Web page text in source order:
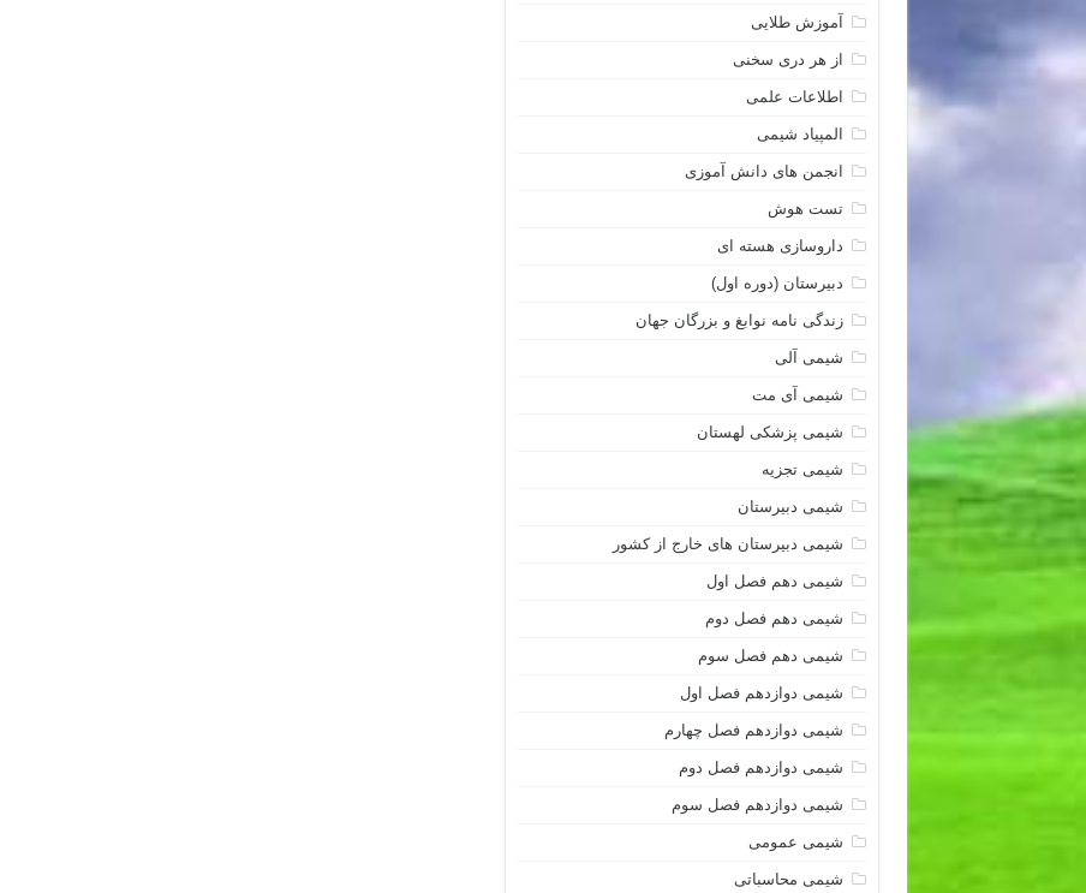
آموزش طلایی
از هر دری سخنی
اطلاعات علمی
المپیاد شیمی
انجمن های دانش آموزی
تست هوش
داروسازی هسته ای
دبیرستان (دوره اول)
زندگی نامه نوابغ و بزرگان جهان
شیمی آلی
شیمی آی مت
شیمی پزشکی لهستان
شیمی تجزیه
شیمی دبیرستان
شیمی دبیرستان های خارج از کشور
شیمی دهم فصل اول
شیمی دهم فصل دوم
شیمی دهم فصل سوم
شیمی دوازدهم فصل اول
شیمی دوازدهم فصل چهارم
شیمی دوازدهم فصل دوم
شیمی دوازدهم فصل سوم
شیمی عمومی
شیمی محاسباتی